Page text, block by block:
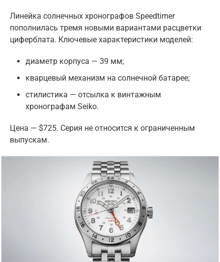
Линейка солнечных хронографов Speedtimer
пополнилась тремя новыми вариантами расцветки
циферблата. Ключевые характеристики моделей:
диаметр корпуса — 39 мм;
кварцевый механизм на солнечной батарее;
стилистика — отсылка к винтажным
хронографам Seiko.
Цена — $725. Серия не относится к ограниченным
выпускам.